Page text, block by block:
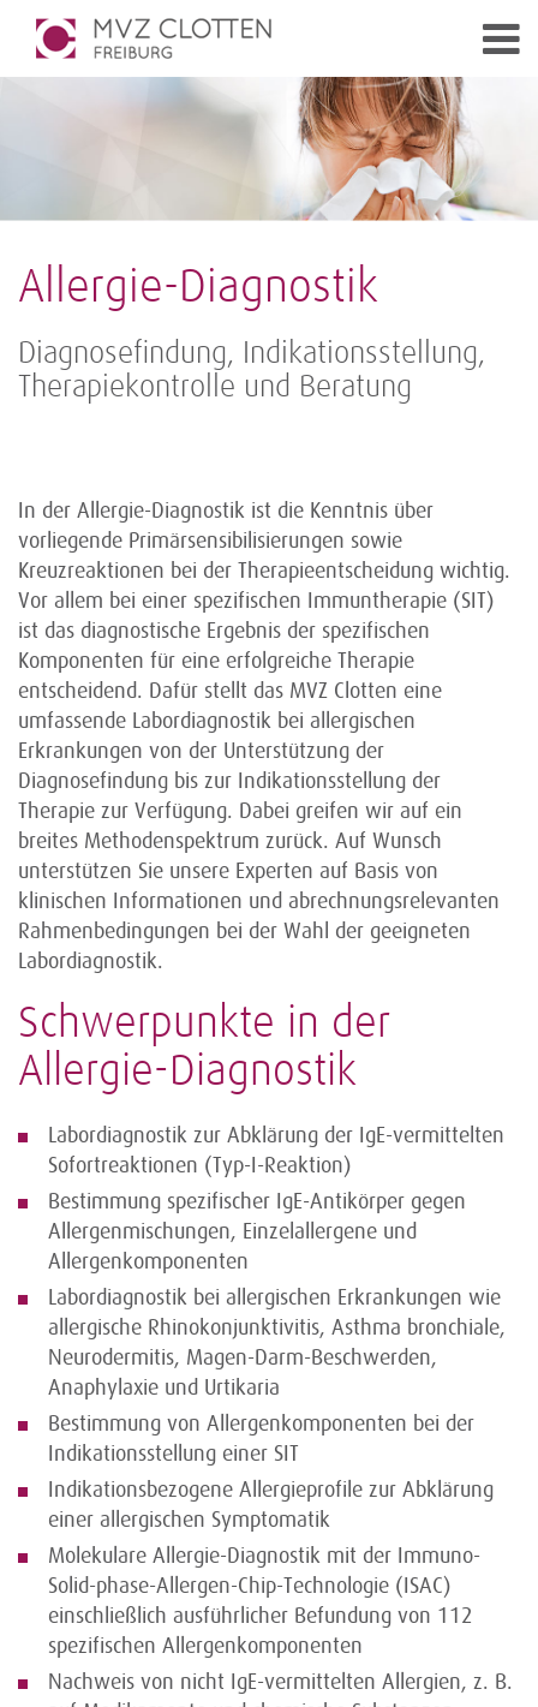
Allergie-Diagnostik
Diagnosefindung, Indikationsstellung,
Therapiekontrolle und Beratung
In der Allergie-Diagnostik ist die Kenntnis über
vorliegende Primärsensibilisierungen sowie
Kreuzreaktionen bei der Therapieentscheidung wichtig.
Vor allem bei einer spezifischen Immuntherapie (SIT)
ist das diagnostische Ergebnis der spezifischen
Komponenten für eine erfolgreiche Therapie
entscheidend. Dafür stellt das MVZ Clotten eine
umfassende Labordiagnostik bei allergischen
Erkrankungen von der Unterstützung der
Diagnosefindung bis zur Indikationsstellung der
Therapie zur Verfügung. Dabei greifen wir auf ein
breites Methodenspektrum zurück. Auf Wunsch
unterstützen Sie unsere Experten auf Basis von
klinischen Informationen und abrechnungsrelevanten
Rahmenbedingungen bei der Wahl der geeigneten
Labordiagnostik.
Schwerpunkte in der
Allergie-Diagnostik
Labordiagnostik zur Abklärung der IgE-vermittelten
Sofortreaktionen (Typ-I-Reaktion)
Bestimmung spezifischer IgE-Antikörper gegen
Allergenmischungen, Einzelallergene und
Allergenkomponenten
Labordiagnostik bei allergischen Erkrankungen wie
allergische Rhinokonjunktivitis, Asthma bronchiale,
Neurodermitis, Magen-Darm-Beschwerden,
Anaphylaxie und Urtikaria
Bestimmung von Allergenkomponenten bei der
Indikationsstellung einer SIT
Indikationsbezogene Allergieprofile zur Abklärung
einer allergischen Symptomatik
Molekulare Allergie-Diagnostik mit der Immuno-
Solid-phase-Allergen-Chip-Technologie (ISAC)
einschließlich ausführlicher Befundung von 112
spezifischen Allergenkomponenten
Nachweis von nicht IgE-vermittelten Allergien, z. B.